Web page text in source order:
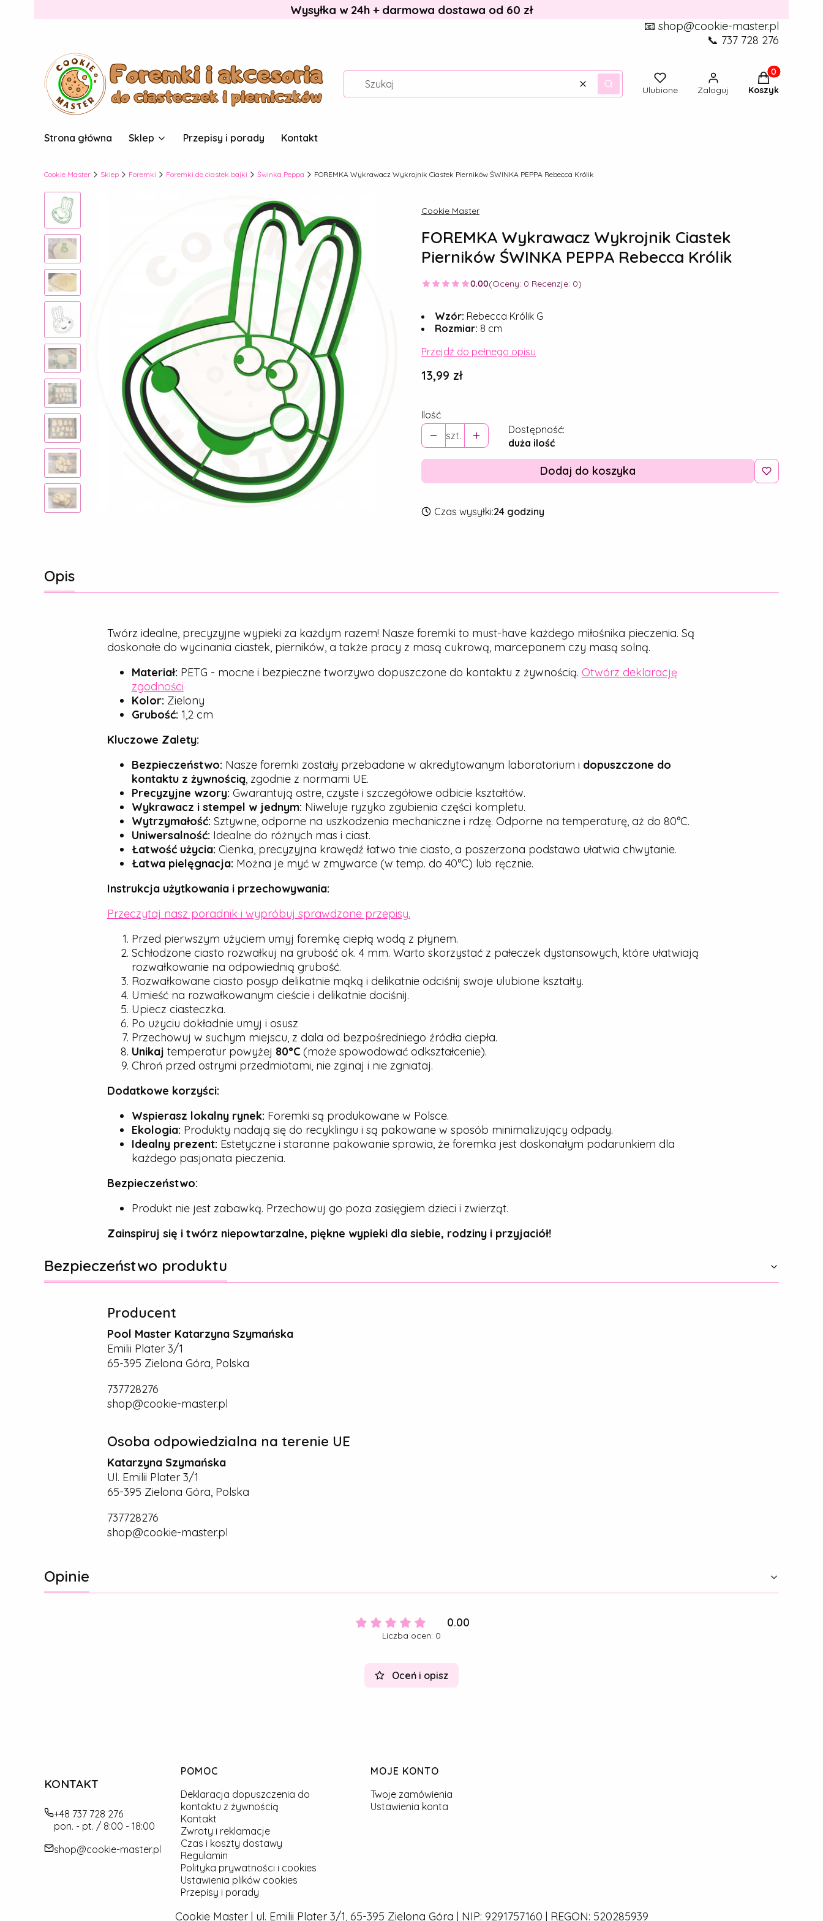
Wysyłka w 24h + darmowa dostawa od 60 zł
📧 shop@cookie-master.pl
📞 737 728 276
WyczyśćSzukaj Ulubione Zaloguj
Produkty w
Koszyk
Strona główna Sklep Przepisy i porady Kontakt
Cookie Master Sklep Foremki Foremki do ciastek bajki Świnka Peppa FOREMKA Wykrawacz Wykrojnik Ciastek Pierników ŚWINKA PEPPA Rebecca Królik
Cookie Master
FOREMKA Wykrawacz Wykrojnik Ciastek
Pierników ŚWINKA PEPPA Rebecca Królik
0.00(Oceny: 0 Recenzje: 0)
Wzór: Rebecca Królik G
Rozmiar: 8 cm
Przejdź do pełnego opisu
Cena
13,99 zł
Ilość
szt.
Dostępność:
duża ilość
Dodaj do koszyka
Czas wysyłki:24 godziny
Opis
Twórz idealne, precyzyjne wypieki za każdym razem! Nasze foremki to must-have każdego miłośnika pieczenia. Są
doskonałe do wycinania ciastek, pierników, a także pracy z masą cukrową, marcepanem czy masą solną.
Materiał: PETG - mocne i bezpieczne tworzywo dopuszczone do kontaktu z żywnością. Otwórz deklarację
zgodności
Kolor: Zielony
Grubość: 1,2 cm
Kluczowe Zalety:
Bezpieczeństwo: Nasze foremki zostały przebadane w akredytowanym laboratorium i dopuszczone do
kontaktu z żywnością, zgodnie z normami UE.
Precyzyjne wzory: Gwarantują ostre, czyste i szczegółowe odbicie kształtów.
Wykrawacz i stempel w jednym: Niweluje ryzyko zgubienia części kompletu.
Wytrzymałość: Sztywne, odporne na uszkodzenia mechaniczne i rdzę. Odporne na temperaturę, aż do 80°C.
Uniwersalność: Idealne do różnych mas i ciast.
Łatwość użycia: Cienka, precyzyjna krawędź łatwo tnie ciasto, a poszerzona podstawa ułatwia chwytanie.
Łatwa pielęgnacja: Można je myć w zmywarce (w temp. do 40°C) lub ręcznie.
Instrukcja użytkowania i przechowywania:
Przeczytaj nasz poradnik i wypróbuj sprawdzone przepisy.
Przed pierwszym użyciem umyj foremkę ciepłą wodą z płynem.
Schłodzone ciasto rozwałkuj na grubość ok. 4 mm. Warto skorzystać z pałeczek dystansowych, które ułatwiają
rozwałkowanie na odpowiednią grubość.
Rozwałkowane ciasto posyp delikatnie mąką i delikatnie odciśnij swoje ulubione kształty.
Umieść na rozwałkowanym cieście i delikatnie dociśnij.
Upiecz ciasteczka.
Po użyciu dokładnie umyj i osusz
Przechowuj w suchym miejscu, z dala od bezpośredniego źródła ciepła.
Unikaj temperatur powyżej 80°C(może spowodować odkształcenie).
Chroń przed ostrymi przedmiotami, nie zginaj i nie zgniataj.
Dodatkowe korzyści:
Wspierasz lokalny rynek: Foremki są produkowane w Polsce.
Ekologia: Produkty nadają się do recyklingu i są pakowane w sposób minimalizujący odpady.
Idealny prezent: Estetyczne i staranne pakowanie sprawia, że foremka jest doskonałym podarunkiem dla
każdego pasjonata pieczenia.
Bezpieczeństwo:
Produkt nie jest zabawką. Przechowuj go poza zasięgiem dzieci i zwierząt.
Zainspiruj się i twórz niepowtarzalne, piękne wypieki dla siebie, rodziny i przyjaciół!
Bezpieczeństwo produktu
Producent
Pool Master Katarzyna Szymańska
Emilii Plater 3/1
65-395 Zielona Góra, Polska
737728276
shop@cookie-master.pl
Osoba odpowiedzialna na terenie UE
Katarzyna Szymańska
Ul. Emilii Plater 3/1
65-395 Zielona Góra, Polska
737728276
shop@cookie-master.pl
Opinie
0.00
Liczba ocen: 0
Oceń i opisz
KONTAKT
+48 737 728 276
pon. - pt. / 8:00 - 18:00
shop@cookie-master.pl
Linki w stopce
POMOC
Deklaracja dopuszczenia do
kontaktu z żywnością
Kontakt
Zwroty i reklamacje
Czas i koszty dostawy
Regulamin
Polityka prywatności i cookies
Ustawienia plików cookies
Przepisy i porady
MOJE KONTO
Twoje zamówienia
Ustawienia konta
Cookie Master | ul. Emilii Plater 3/1, 65-395 Zielona Góra | NIP: 9291757160 | REGON: 520285939